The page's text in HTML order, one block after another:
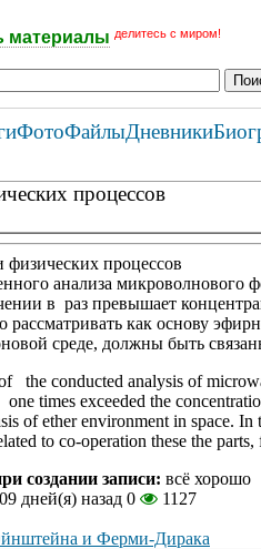
материалы делитесь с миром!
ФотоФайлыДневники
процессов
процессов
анализа
в раз превышает
рассматривать как основу
среде, должны быть
the conducted analysis of
times exceeded the
of ether environment in space.
to co-operation these the
создании записи: всё хорошо
дней(я) назад 0
1127
и Ферми-Дирака